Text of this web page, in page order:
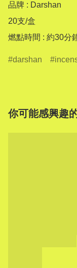
品牌 : Darshan
20支/盒
燃點時間 : 約30分
darshan
你可能感興趣